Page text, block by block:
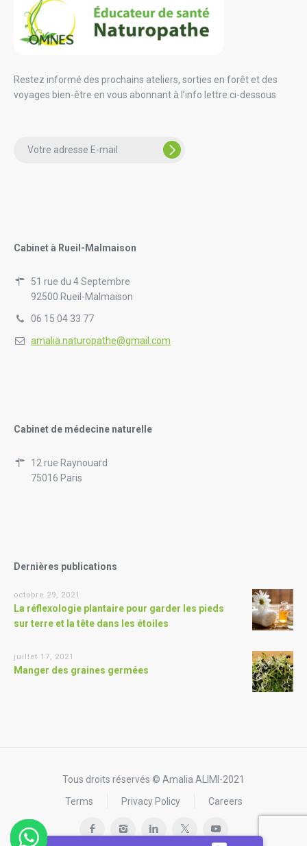
Restez informé des prochains ateliers, sorties en forêt et des
voyages bien-être en vous abonnant à l’info lettre ci-dessous
Cabinet à Rueil-Malmaison
51 rue du 4 Septembre
92500 Rueil-Malmaison
06 15 04 33 77
amalia.naturopathe@gmail.com
Cabinet de médecine naturelle
12 rue Raynouard
75016 Paris
Dernières publications
octobre 29, 2021
La réflexologie plantaire pour garder les pieds
sur terre et la tête dans les étoiles
juillet 17, 2021
Manger des graines germées
Tous droits réservés © Amalia ALIMI-2021
Terms
Privacy Policy Careers